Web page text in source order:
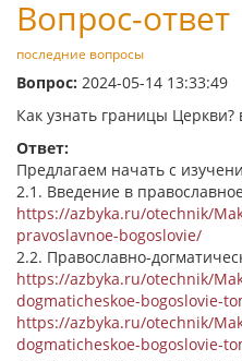
Вопрос-ответ
последние вопросы
Вопрос: 2024-05-14 13:33:49
Как узнать границы Церкви?
Ответ:
Предлагаем начать с
2.1. Введение в
https://azbyka.ru/otechnik/
pravoslavnoe-bogoslovie/
2.2. Православно-
https://azbyka.ru/otechnik/
dogmaticheskoe-bogoslovie-
https://azbyka.ru/otechnik/
dogmaticheskoe-bogoslovie-